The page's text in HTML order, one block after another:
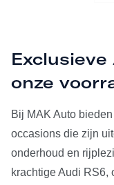
onze
Bij MAK Auto
occasions die zijn
onderhoud en
krachtige Audi RS6,